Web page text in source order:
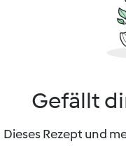
Gefällt
Dieses Rezept und